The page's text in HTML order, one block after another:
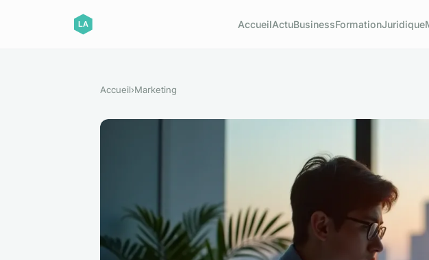
AccueilActuBusinessFormationJuridique
Accueil›Marketing